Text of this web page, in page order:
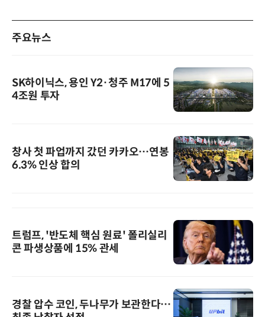
주요뉴스
SK하이닉스, 용인 Y2·청주 M17에 5
4조원 투자
창사 첫 파업까지 갔던 카카오…연봉
6.3% 인상 합의
트럼프, '반도체 핵심 원료' 폴리실리
콘 파생상품에 15% 관세
경찰 압수 코인, 두나무가 보관한다…